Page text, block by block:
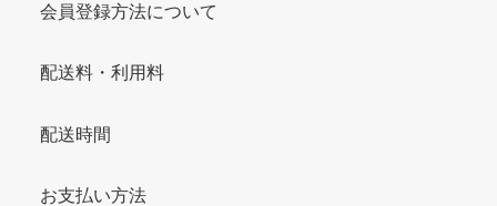
会員登録方法について
配送料・利用料
配送時間
お支払い方法